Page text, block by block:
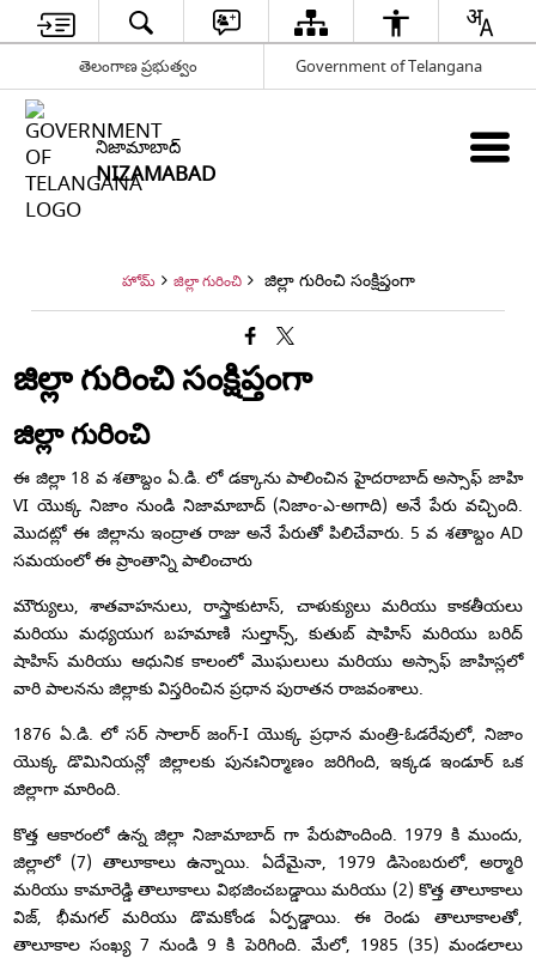
తెలంగాణ ప్రభుత్వం Government of Telangana
నిజామాబాద్
NIZAMABAD
హోమ్ జిల్లా గురించి జిల్లా గురించి సంక్షిప్తంగా
జిల్లా గురించి సంక్షిప్తంగా
జిల్లా గురించి
ఈ జిల్లా 18 వ శతాబ్దం ఏ.డి. లో డక్కాను పాలించిన హైదరాబాద్ అస్సాఫ్ జాహి
VI యొక్క నిజాం నుండి నిజామాబాద్ (నిజాం-ఎ-అగాది) అనే పేరు వచ్చింది.
మొదట్లో ఈ జిల్లాను ఇంద్రాత రాజు అనే పేరుతో పిలిచేవారు. 5 వ శతాబ్దం AD
సమయంలో ఈ ప్రాంతాన్ని పాలించారు
మౌర్యులు, శాతవాహనులు, రాస్త్రాకుటాస్, చాళుక్యులు మరియు కాకతీయలు
మరియు మధ్యయుగ బహమాణి సుల్తాన్స్, కుతుబ్ షాహిస్ మరియు బరిద్
షాహిస్ మరియు ఆధునిక కాలంలో మొఘలులు మరియు అస్సాఫ్ జాహిస్లలో
వారి పాలనను జిల్లాకు విస్తరించిన ప్రధాన పురాతన రాజవంశాలు.
1876 ​​ఏ.డి. లో సర్ సాలార్ జంగ్-I యొక్క ప్రధాన మంత్రి-ఓడరేవులో, నిజాం
యొక్క డొమినియన్లో జిల్లాలకు పునఃనిర్మాణం జరిగింది, ఇక్కడ ఇండూర్ ఒక
జిల్లాగా మారింది.
కొత్త ఆకారంలో ఉన్న జిల్లా నిజామాబాద్ గా పేరుపొందింది. 1979 కి ముందు,
జిల్లాలో (7) తాలూకాలు ఉన్నాయి. ఏదేమైనా, 1979 డిసెంబరులో, అర్మారి
మరియు కామారెడ్డి తాలూకాలు విభజించబడ్డాయి మరియు (2) కొత్త తాలూకాలు
విజ్, భీమగల్ మరియు డొమకోండ ఏర్పడ్డాయి. ఈ రెండు తాలూకాలతో,
తాలూకాల సంఖ్య 7 నుండి 9 కి పెరిగింది. మేలో, 1985 (35) మండలాలు